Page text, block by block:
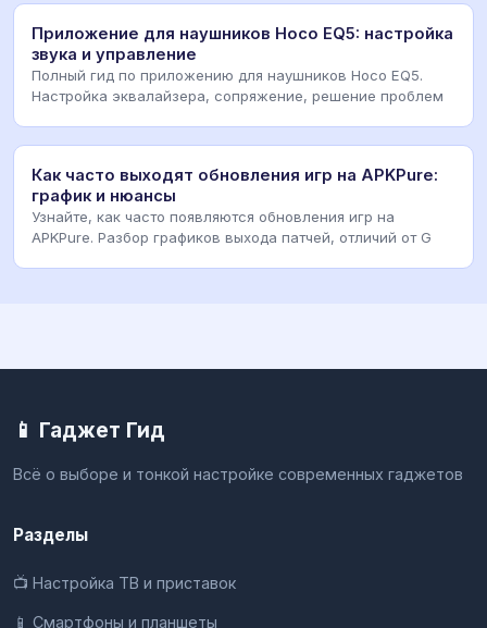
Приложение для наушников Hoco EQ5: настройка
звука и управление
Полный гид по приложению для наушников Hoco EQ5.
Настройка эквалайзера, сопряжение, решение проблем
Как часто выходят обновления игр на APKPure:
график и нюансы
Узнайте, как часто появляются обновления игр на
APKPure. Разбор графиков выхода патчей, отличий от G
📱 Гаджет Гид
Всё о выборе и тонкой настройке современных гаджетов
Разделы
📺 Настройка ТВ и приставок
📱 Смартфоны и планшеты